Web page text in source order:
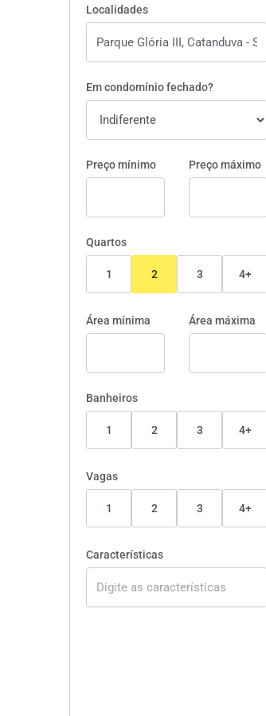
Localidades
Em condomínio fechado?
Preço mínimo Preço máximo
Quartos
1 2 3 4+
Área mínima Área máxima
Banheiros
1 2 3 4+
Vagas
1 2 3 4+
Características